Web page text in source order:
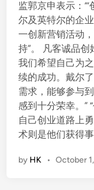
监郭京申表示：
尔及英特尔的企
一创新营销活动
持”。 凡客诚品创
我们希望自己为
续的成功。戴尔
需求，能够参与
感到十分荣幸。”
自己创业道路上
术则是他们获得
by HK • October